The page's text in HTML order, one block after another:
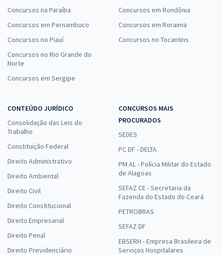
Concursos na Paraíba
Concursos em Pernambuco
Concursos no Piauí
Concursos no Rio Grande do
Norte
Concursos em Sergipe
Concursos em Rondônia
Concursos em Roraima
Concursos no Tocantins
CONTEÚDO JURÍDICO
Consolidação das Leis do
Trabalho
Constituição Federal
Direito Administrativo
Direito Ambiental
Direito Civil
Direito Constitucional
Direito Empresarial
Direito Penal
Direito Previdenciário
CONCURSOS MAIS
PROCURADOS
SEDES
PC DF - DELTA
PM AL - Polícia Militar do Estado
de Alagoas
SEFAZ CE - Secretaria da
Fazenda do Estado do Ceará
PETROBRAS
SEFAZ DF
EBSERH - Empresa Brasileira de
Serviços Hospitalares